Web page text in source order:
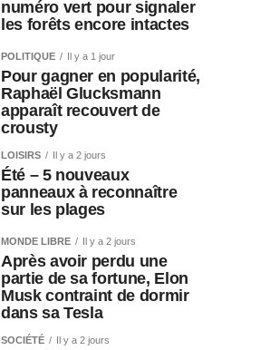
numéro vert pour signaler
les forêts encore intactes
POLITIQUE Il y a 1 jour
Pour gagner en popularité,
Raphaël Glucksmann
apparaît recouvert de
crousty
LOISIRS Il y a 2 jours
Été – 5 nouveaux
panneaux à reconnaître
sur les plages
MONDE LIBRE Il y a 2 jours
Après avoir perdu une
partie de sa fortune, Elon
Musk contraint de dormir
dans sa Tesla
SOCIÉTÉ Il y a 2 jours